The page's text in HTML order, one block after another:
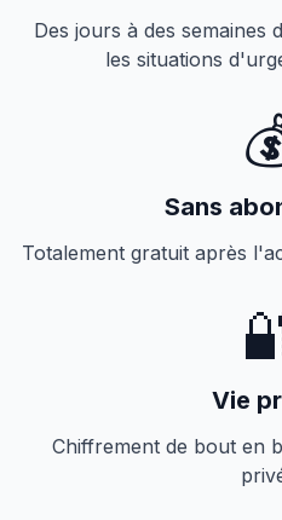
Des jours à des
les situations
Sans
Totalement gratuit après
Vie
Chiffrement de bout en